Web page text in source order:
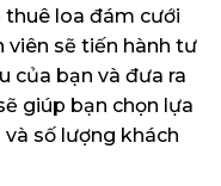
thuê loa đám cưới
viên sẽ tiến hành tư
của bạn và đưa ra
giúp bạn chọn lựa
số lượng khách